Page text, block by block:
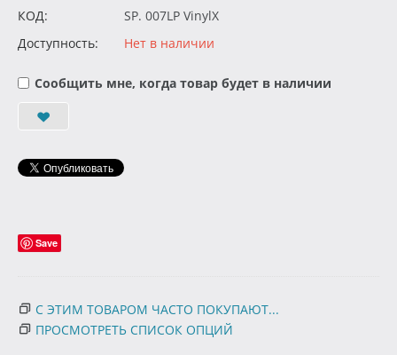
КОД:
SP. 007LP VinylX
Доступность:
Нет в наличии
Сообщить мне, когда товар будет в наличии
Save
С ЭТИМ ТОВАРОМ ЧАСТО ПОКУПАЮТ...
ПРОСМОТРЕТЬ СПИСОК ОПЦИЙ